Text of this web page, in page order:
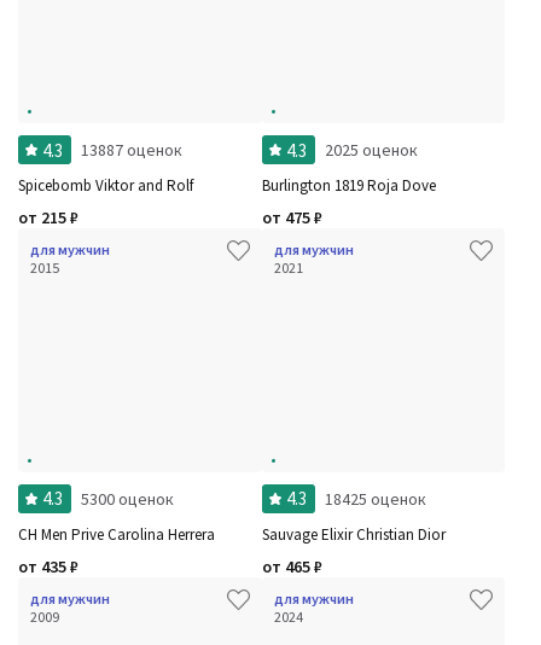
4.3 13887 оценок
Spicebomb Viktor and Rolf
от 215₽
4.3 2025 оценок
Burlington 1819 Roja Dove
от 475₽
для мужчин
2015
4.3 5300 оценок
CH Men Prive Carolina Herrera
от 435₽
для мужчин
2021
4.3 18425 оценок
Sauvage Elixir Christian Dior
от 465₽
для мужчин
2009
для мужчин
2024